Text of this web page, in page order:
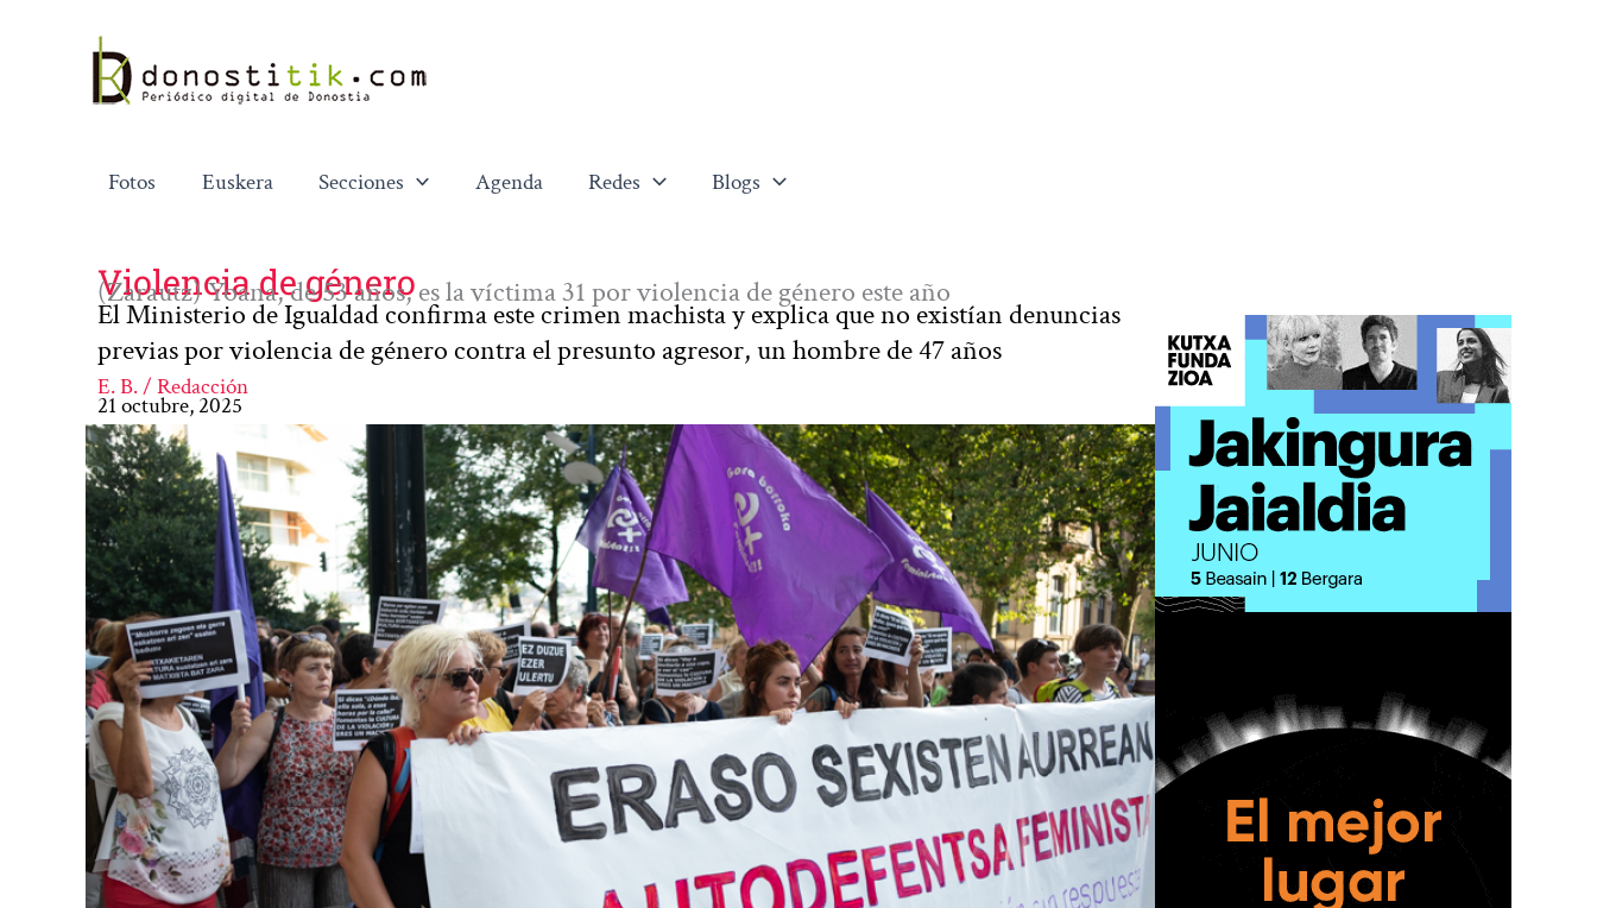
contenido
Fotos Euskera Secciones Agenda Redes Blogs
Violencia de género
(Zarautz) Yoana, de 53 años, es la víctima 31 por violencia de género este año
El Ministerio de Igualdad confirma este crimen machista y explica que no existían denuncias
previas por violencia de género contra el presunto agresor, un hombre de 47 años
E. B. / Redacción
21 octubre, 2025